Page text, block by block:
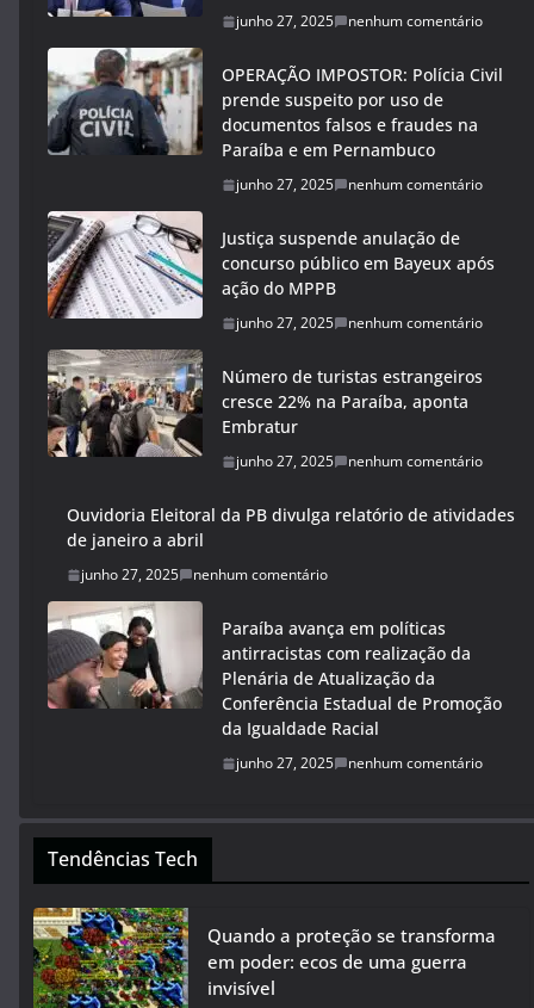
junho 27, 2025 nenhum comentário
OPERAÇÃO IMPOSTOR: Polícia Civil
prende suspeito por uso de
documentos falsos e fraudes na
Paraíba e em Pernambuco
junho 27, 2025 nenhum comentário
Justiça suspende anulação de
concurso público em Bayeux após
ação do MPPB
junho 27, 2025 nenhum comentário
Número de turistas estrangeiros
cresce 22% na Paraíba, aponta
Embratur
junho 27, 2025 nenhum comentário
Ouvidoria Eleitoral da PB divulga relatório de atividades
de janeiro a abril
junho 27, 2025 nenhum comentário
Paraíba avança em políticas
antirracistas com realização da
Plenária de Atualização da
Conferência Estadual de Promoção
da Igualdade Racial
junho 27, 2025 nenhum comentário
Tendências Tech
Quando a proteção se transforma
em poder: ecos de uma guerra
invisível